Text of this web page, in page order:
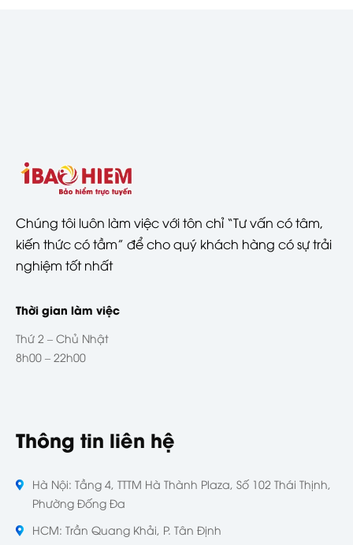
Chúng tôi luôn làm việc với tôn chỉ “Tư vấn có tâm,
kiến thức có tầm” để cho quý khách hàng có sự trải
nghiệm tốt nhất
Thời gian làm việc
Thứ 2 – Chủ Nhật
8h00 – 22h00
Thông tin liên hệ
Hà Nội: Tầng 4, TTTM Hà Thành Plaza, Số 102 Thái Thịnh,
Phường Đống Đa
HCM: Trần Quang Khải, P. Tân Định